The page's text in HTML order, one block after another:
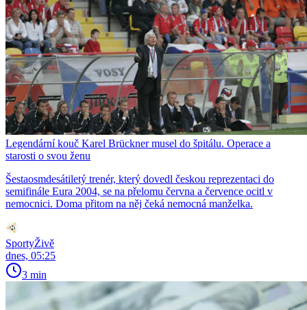
Legendární kouč Karel Brückner musel do špitálu. Operace a
starosti o svou ženu
Šestaosmdesátiletý trenér, který dovedl českou reprezentaci do
semifinále Eura 2004, se na přelomu června a července ocitl v
nemocnici. Doma přitom na něj čeká nemocná manželka.
SportyŽivě
dnes, 05:25
3 min